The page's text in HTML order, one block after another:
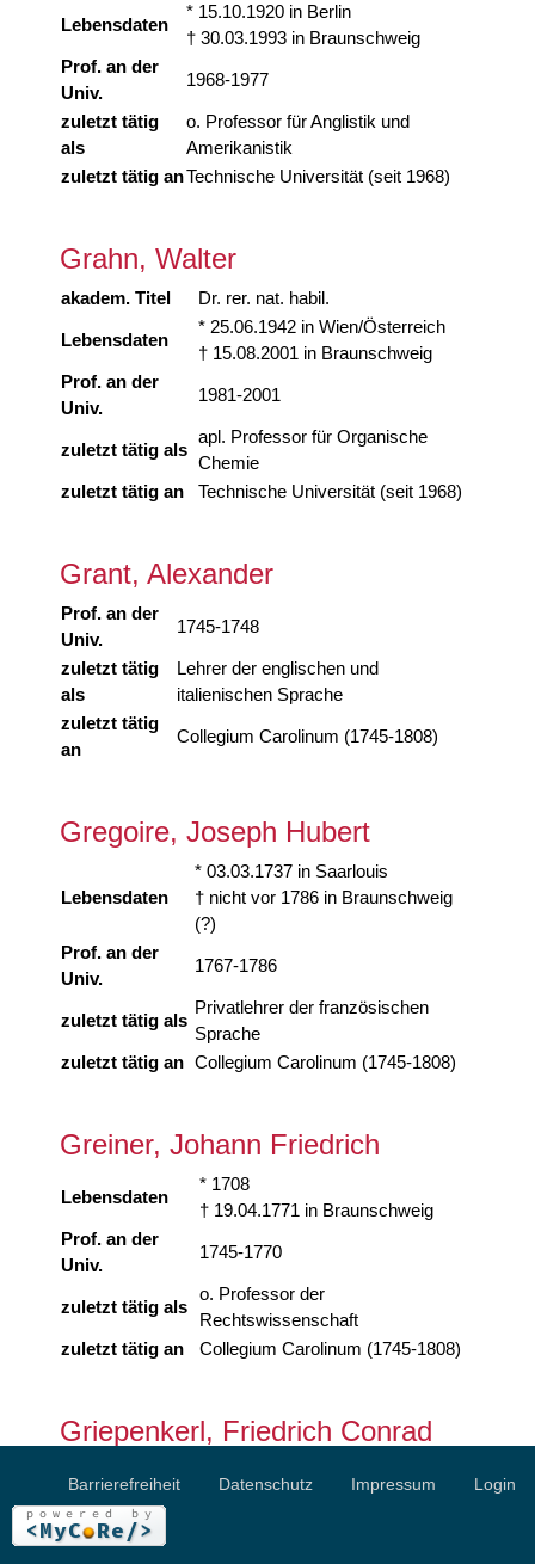
Lebensdaten
* 15.10.1920 in Berlin
† 30.03.1993 in Braunschweig
Prof. an der
Univ.
1968-1977
zuletzt tätig
als
o. Professor für Anglistik und
Amerikanistik
zuletzt tätig anTechnische Universität (seit 1968)
Grahn, Walter
akadem. Titel Dr. rer. nat. habil.
Lebensdaten
* 25.06.1942 in Wien/Österreich
† 15.08.2001 in Braunschweig
Prof. an der
Univ.
1981-2001
zuletzt tätig als
apl. Professor für Organische
Chemie
zuletzt tätig an
Technische Universität (seit 1968)
Grant, Alexander
Prof. an der
Univ.
1745-1748
zuletzt tätig
als
Lehrer der englischen und
italienischen Sprache
zuletzt tätig
an
Collegium Carolinum (1745-1808)
Gregoire, Joseph Hubert
Lebensdaten
* 03.03.1737 in Saarlouis
† nicht vor 1786 in Braunschweig
(?)
Prof. an der
Univ.
1767-1786
zuletzt tätig als
Privatlehrer der französischen
Sprache
zuletzt tätig an Collegium Carolinum (1745-1808)
Greiner, Johann Friedrich
Lebensdaten
* 1708
† 19.04.1771 in Braunschweig
Prof. an der
Univ.
1745-1770
zuletzt tätig als
o. Professor der
Rechtswissenschaft
zuletzt tätig an
Collegium Carolinum (1745-1808)
Griepenkerl, Friedrich Conrad
Titel
Dr. phil.
Lebensdaten
Barrierefreiheit Datenschutz Impressum Login